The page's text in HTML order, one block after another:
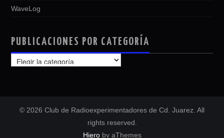
WaveLog
PUBLICACIONES POR CATEGORÍA
PUBLICACIONES
POR
© 2026 Club de Radioexperimentadores de Cd. Juarez. All
rights reserved.
Hieroby aThemes